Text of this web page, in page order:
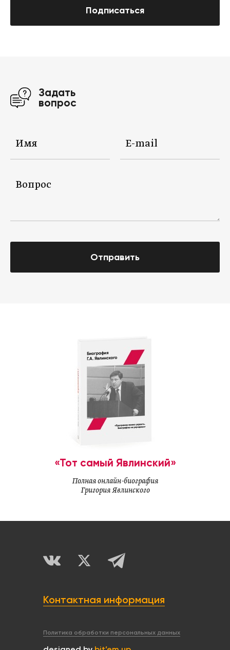
Подписаться
Задать
вопрос
Отправить
«Тот самый Явлинский»
Полная онлайн-биография
Григория Явлинского
Контактная информация
Политика обработки персональных данных